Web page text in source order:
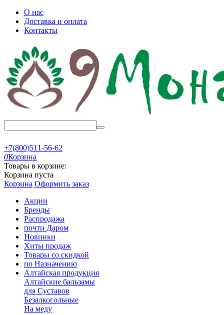
О нас
Доставка и оплата
Контакты
+7(800)511-56-62
0Корзина
Товары в корзине:
Корзина пуста
Корзина Оформить заказ
Акции
Бренды
Распродажа
почти Даром
Новинки
Хиты продаж
Товары со скидкой
по Назначению
Алтайская продукция
Алтайские бальзамы
для Суставов
Безалкогольные
На меду